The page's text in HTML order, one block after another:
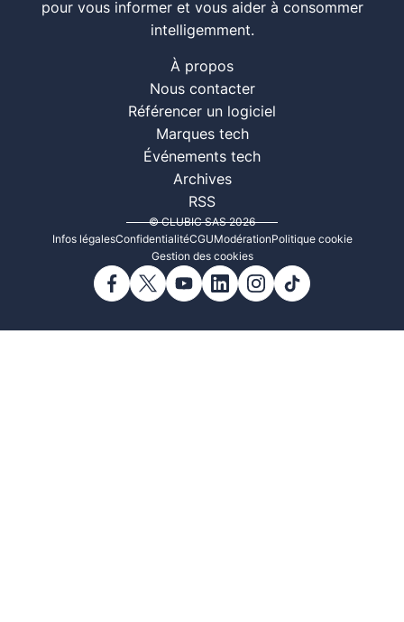
pour vous informer et vous aider à consommer
intelligemment.
À propos
Nous contacter
Référencer un logiciel
Marques tech
Événements tech
Archives
RSS
© CLUBIC SAS 2026
Infos légalesConfidentialitéCGUModérationPolitique cookie
Gestion des cookies